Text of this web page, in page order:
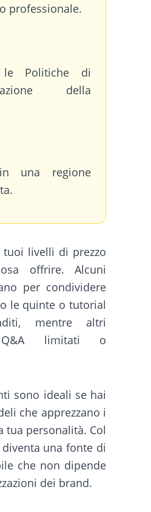
professionale.
le Politiche di
della
una regione
livelli di prezzo
offrire. Alcuni
per condividere
le quinte o tutorial
mentre altri
Q&A limitati o
sono ideali se hai
che apprezzano i
tua personalità. Col
una fonte di
che non dipende
dei brand.